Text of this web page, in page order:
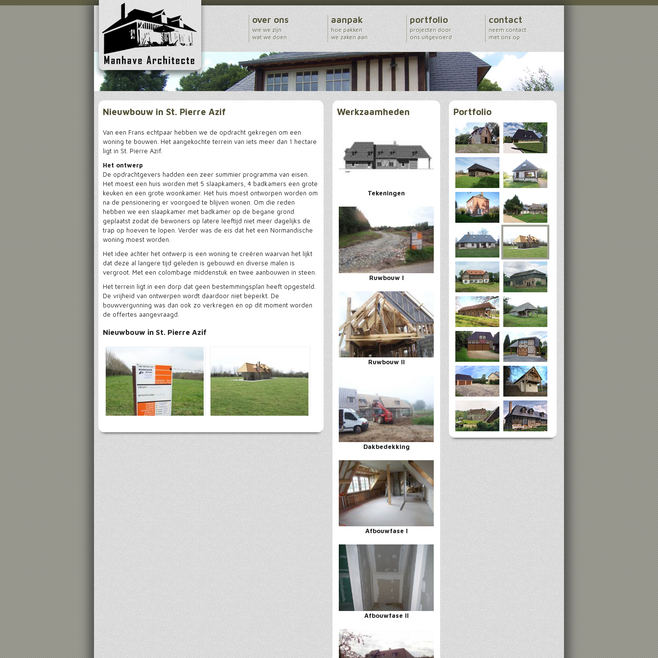
over ons
wie we zijn
wat we doen
aanpak
hoe pakken
we zaken aan
portfolio
projecten door
ons uitgevoerd
contact
neem contact
met ons op
Nieuwbouw in St. Pierre Azif
Van een Frans echtpaar hebben we de opdracht gekregen om een
woning te bouwen. Het aangekochte terrein van iets meer dan 1 hectare
ligt in St. Pierre Azif.
Het ontwerp
De opdrachtgevers hadden een zeer summier programma van eisen.
Het moest een huis worden met 5 slaapkamers, 4 badkamers een grote
keuken en een grote woonkamer. Het huis moest ontworpen worden om
na de pensionering er voorgoed te blijven wonen. Om die reden
hebben we een slaapkamer met badkamer op de begane grond
geplaatst zodat de bewoners op latere leeftijd niet meer dagelijks de
trap op hoeven te lopen. Verder was de eis dat het een Normandische
woning moest worden.
Het idee achter het ontwerp is een woning te creëren waarvan het lijkt
dat deze al langere tijd geleden is gebouwd en diverse malen is
vergroot. Met een colombage middenstuk en twee aanbouwen in steen.
Het terrein ligt in een dorp dat geen bestemmingsplan heeft opgesteld.
De vrijheid van ontwerpen wordt daardoor niet beperkt. De
bouwvergunning was dan ook zo verkregen en op dit moment worden
de offertes aangevraagd.
Nieuwbouw in St. Pierre Azif
Werkzaamheden
Tekeningen
Ruwbouw I
Ruwbouw II
Dakbedekking
Afbouwfase I
Afbouwfase II
Portfolio